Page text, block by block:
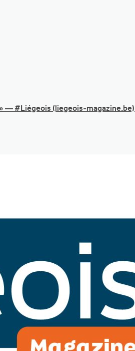
— #Liégeois (liegeois-magazine.be)